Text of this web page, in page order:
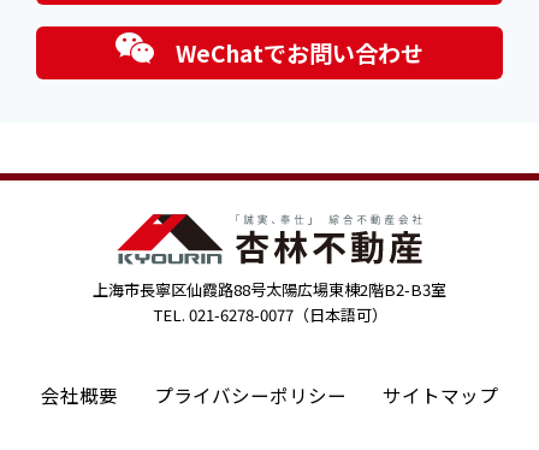
WeChatでお問い合わせ
上海市長寧区仙霞路88号太陽広場東棟2階B2-B3室
TEL. 021-6278-0077（日本語可）
会社概要 プライバシーポリシー サイトマップ